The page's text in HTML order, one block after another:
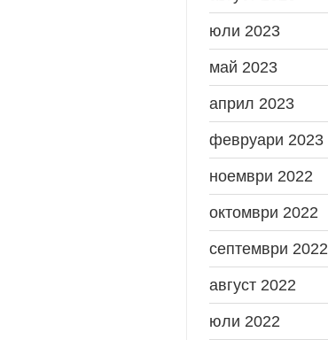
юли 2023
май 2023
април 2023
февруари 2023
ноември 2022
октомври 2022
септември 2022
август 2022
юли 2022